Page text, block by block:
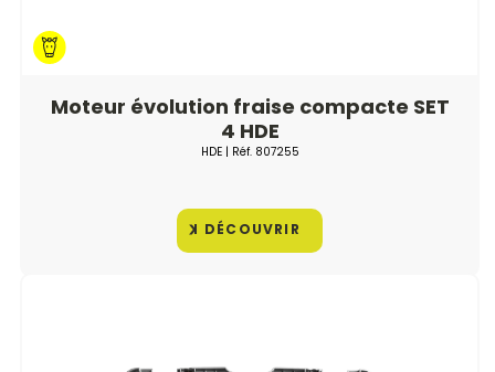
Moteur évolution fraise compacte SET
4 HDE
HDE| Réf. 807255
DÉCOUVRIR